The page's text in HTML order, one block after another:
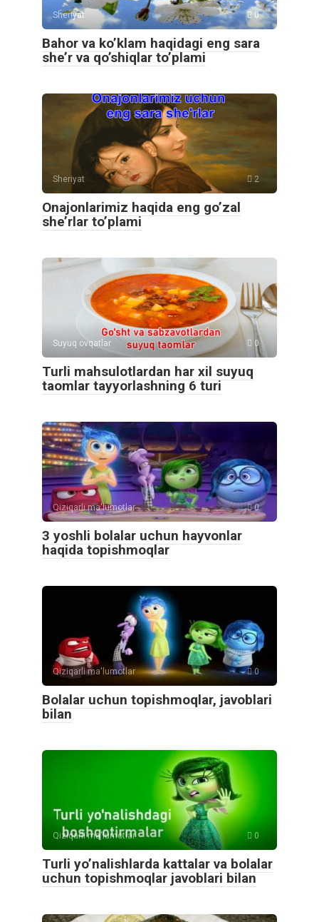
Sheriyat 0
Bahor va ko’klam haqidagi eng sara
she’r va qo’shiqlar to’plami
Sheriyat 2
Onajonlarimiz haqida eng go’zal
she’rlar to’plami
Suyuq ovqatlar 0
Turli mahsulotlardan har xil suyuq
taomlar tayyorlashning 6 turi
Qiziqarli ma'lumotlar 0
3 yoshli bolalar uchun hayvonlar
haqida topishmoqlar
Qiziqarli ma'lumotlar 0
Bolalar uchun topishmoqlar, javoblari
bilan
Qiziqarli ma'lumotlar 0
Turli yo’nalishlarda kattalar va bolalar
uchun topishmoqlar javoblari bilan